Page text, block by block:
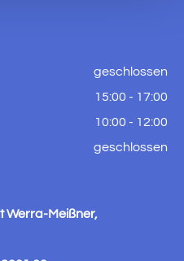
geschlossen
15:00 - 17:00
10:00 - 12:00
geschlossen
Werra-Meißner,